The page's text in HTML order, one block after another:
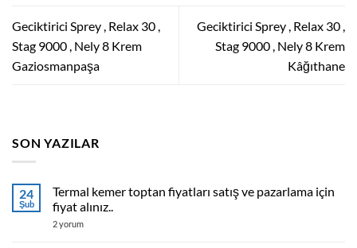
Geciktirici Sprey , Relax 30 ,
Stag 9000 , Nely 8 Krem
Gaziosmanpaşa
Geciktirici Sprey , Relax 30 ,
Stag 9000 , Nely 8 Krem
Kâğıthane
SON YAZILAR
24
Şub
Termal kemer toptan fiyatları satış ve pazarlama için
fiyat alınız..
Termal
2 yorum